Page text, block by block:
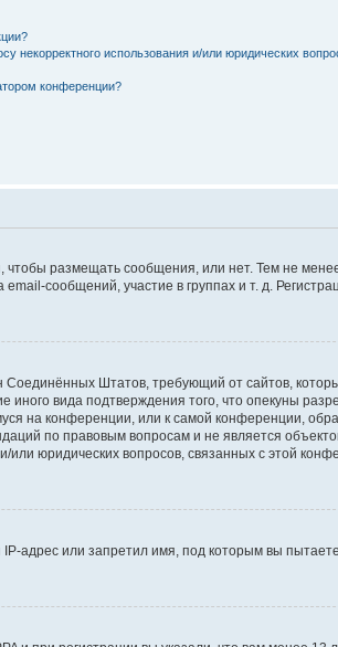
некорректного использования и/или юридических
конференции?
чтобы размещать сообщения, или нет. Тем не
сообщений, участие в группах и т. д.
Соединённых Штатов, требующий от сайтов,
вида подтверждения того, что опекуны
на конференции, или к самой конференции,
по правовым вопросам и не является
или юридических вопросов, связанных с этой
адрес или запретил имя, под которым вы